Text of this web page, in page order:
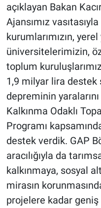
açıklayan Bakan
Ajansımız
kurumlarımızın,
üniversitelerimizin,
toplum
1,9 milyar lira destek
depreminin
Kalkınma Odaklı
Programı
destek verdik. GAP
aracılığıyla da
kalkınmaya, sosyal
mirasın
projelere kadar